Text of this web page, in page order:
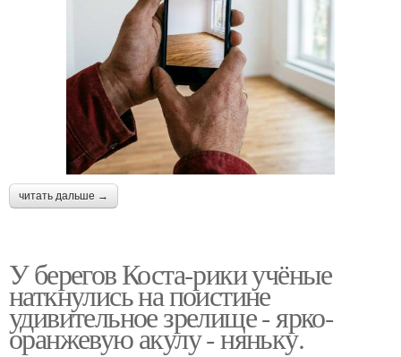
читать дальше →
У берегов Коста-рики учёные
наткнулись на поистине
удивительное зрелище - ярко-
оранжевую акулу - няньку.